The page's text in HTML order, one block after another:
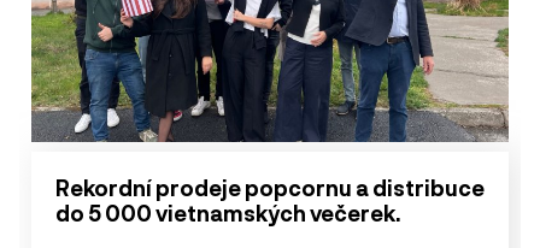
Rekordní prodeje popcornu a distribuce
do 5 000 vietnamských večerek.